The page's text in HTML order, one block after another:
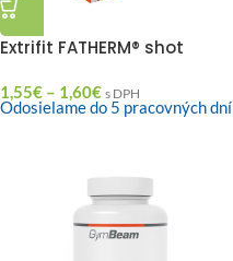
Extrifit FATHERM® shot
1,55€ – 1,60€ s DPH
Odosielame do 5 pracovných dní